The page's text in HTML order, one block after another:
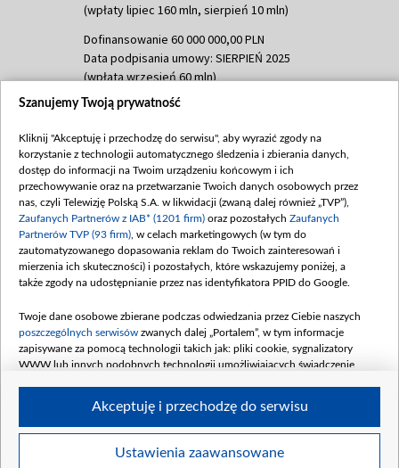
(wpłaty lipiec 160 mln, sierpień 10 mln)
Dofinansowanie 60 000 000,00 PLN
Data podpisania umowy: SIERPIEŃ 2025
(wpłata wrzesień 60 mln)
Dofinansowanie 635 783 051,21 PLN
(wpłata wrzesień 100 mln, październik 350
mln, listopad 265 mln)
Dofinansowanie 48 862 000,00 PLN
Data podpisania umowy: GRUDZIEŃ 2025
(wpłata grudzień 60,548 mln)
Dofinansowanie 900 000 000,00 PLN
Data podpisania umowy: LUTY 2026 (wpłata
kwiecień 180 mln, 7 maja 180 mln, 8
czerwca 90 mln)
Dofinansowanie 250 000 000,00 PLN
4 sierpnia 250 mln
Szanujemy Twoją prywatność
Kliknij "Akceptuję i przechodzę do serwisu", aby wyrazić zgody na
korzystanie z technologii automatycznego śledzenia i zbierania danych,
dostęp do informacji na Twoim urządzeniu końcowym i ich
przechowywanie oraz na przetwarzanie Twoich danych osobowych przez
nas, czyli Telewizję Polską S.A. w likwidacji (zwaną dalej również „TVP”),
Zaufanych Partnerów z IAB* (1201 firm) oraz pozostałych Zaufanych
Partnerów TVP (93 firm) , w celach marketingowych (w tym do
zautomatyzowanego dopasowania reklam do Twoich zainteresowań i
mierzenia ich skuteczności) i pozostałych, które wskazujemy poniżej, a
także zgody na udostępnianie przez nas identyfikatora PPID do Google.
Twoje dane osobowe zbierane podczas odwiedzania przez Ciebie naszych
poszczególnych serwisów zwanych dalej „Portalem”, w tym informacje
zapisywane za pomocą technologii takich jak: pliki cookie, sygnalizatory
WWW lub innych podobnych technologii umożliwiających świadczenie
Twoje dane osobowe zbierane podczas odwiedzania przez Ciebie
Ustawienia zaawansowane
Akceptuję i przechodzę do serwisu